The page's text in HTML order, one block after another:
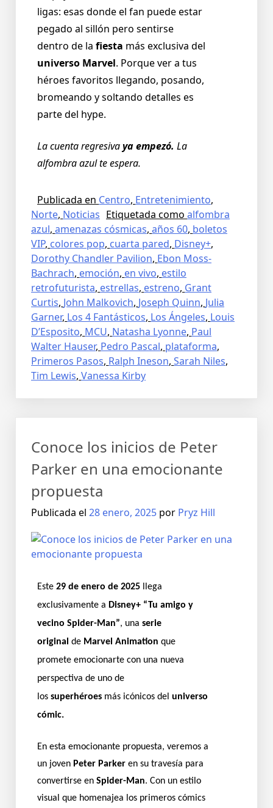
ligas: esas donde el fan puede estar
pegado al sillón pero sentirse
dentro de la fiesta más exclusiva del
universo Marvel. Porque ver a tus
héroes favoritos llegando, posando,
bromeando y soltando detalles es
parte del hype.
La cuenta regresivaya empezó. La
alfombra azul te espera.
Publicada en Centro, Entretenimiento,
Norte, Noticias Etiquetada como alfombra
azul, amenazas cósmicas, años 60, boletos
VIP, colores pop, cuarta pared, Disney+,
Dorothy Chandler Pavilion, Ebon Moss-
Bachrach, emoción, en vivo, estilo
retrofuturista, estrellas, estreno, Grant
Curtis, John Malkovich, Joseph Quinn, Julia
Garner, Los 4 Fantásticos, Los Ángeles, Louis
D’Esposito, MCU, Natasha Lyonne, Paul
Walter Hauser, Pedro Pascal, plataforma,
Primeros Pasos, Ralph Ineson, Sarah Niles,
Tim Lewis, Vanessa Kirby
Conoce los inicios de Peter
Parker en una emocionante
propuesta
Publicada el 28 enero, 2025 por Pryz Hill
Este 29 de enero de 2025 llega
exclusivamente a Disney+ “Tu amigo y
vecino Spider-Man”, una serie
original de Marvel Animation que
promete emocionarte con una nueva
perspectiva de uno de
los superhéroes más icónicos del universo
cómic.
En esta emocionante propuesta, veremos a
un joven Peter Parker en su travesía para
convertirse en Spider-Man. Con un estilo
visual que homenajea los primeros cómics